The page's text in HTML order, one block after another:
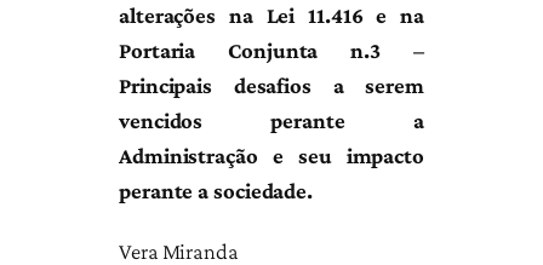
alterações na Lei 11.416 e na
Portaria Conjunta n.3 –
Principais desafios a serem
vencidos perante a
Administração e seu impacto
perante a sociedade.
Vera Miranda